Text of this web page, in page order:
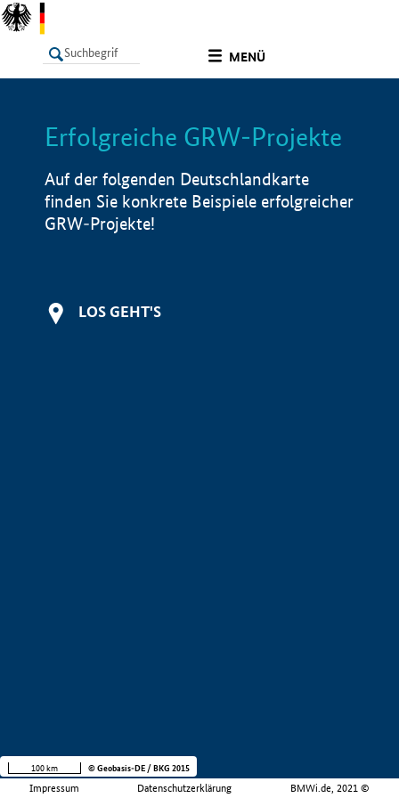
MENÜ
LISTE Info
Erfolgreiche GRW-Projekte
Auf der folgenden Deutschlandkarte
finden Sie konkrete Beispiele erfolgreicher
GRW-Projekte!
LOS GEHT'S
Impressum Datenschutzerklärung BMWi.de, 2021 ©
100 km © Geobasis-DE / BKG 2015